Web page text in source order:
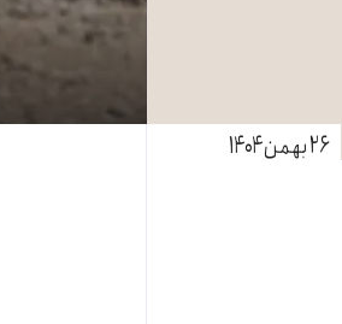
۲۶ بهمن ۱۴۰۴